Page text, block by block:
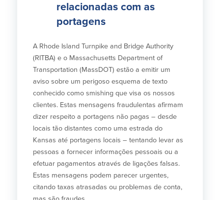
relacionadas com as
portagens
A Rhode Island Turnpike and Bridge Authority
(RITBA) e o Massachusetts Department of
Transportation (MassDOT) estão a emitir um
aviso sobre um perigoso esquema de texto
conhecido como smishing que visa os nossos
clientes. Estas mensagens fraudulentas afirmam
dizer respeito a portagens não pagas – desde
locais tão distantes como uma estrada do
Kansas até portagens locais – tentando levar as
pessoas a fornecer informações pessoais ou a
efetuar pagamentos através de ligações falsas.
Estas mensagens podem parecer urgentes,
citando taxas atrasadas ou problemas de conta,